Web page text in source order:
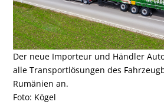
Der neue Importeur und Händler
alle Transportlösungen des
Rumänien an.
Foto: Kögel